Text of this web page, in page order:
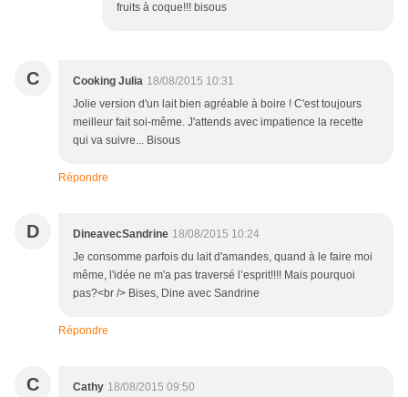
fruits à coque!!! bisous
C Cooking Julia 18/08/2015 10:31
Jolie version d'un lait bien agréable à boire ! C'est toujours
meilleur fait soi-même. J'attends avec impatience la recette
qui va suivre... Bisous
Répondre
D DineavecSandrine 18/08/2015 10:24
Je consomme parfois du lait d'amandes, quand à le faire moi
même, l'idée ne m'a pas traversé l’esprit!!!! Mais pourquoi
pas?<br /> Bises, Dine avec Sandrine
Répondre
C Cathy 18/08/2015 09:50